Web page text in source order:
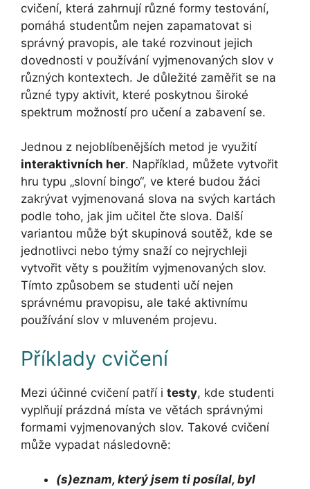
cvičení, která zahrnují různé formy testování,
pomáhá studentům nejen zapamatovat si
správný pravopis, ale také rozvinout jejich
dovednosti v používání vyjmenovaných slov v
různých kontextech. Je důležité zaměřit se na
různé typy aktivit, které poskytnou široké
spektrum možností pro učení a zabavení se.
Jednou z nejoblíbenějších metod je využití
interaktivních her. Například, můžete vytvořit
hru typu „slovní bingo“, ve které budou žáci
zakrývat vyjmenovaná slova na svých kartách
podle toho, jak jim učitel čte slova. Další
variantou může být skupinová soutěž, kde se
jednotlivci nebo týmy snaží co nejrychleji
vytvořit věty s použitím vyjmenovaných slov.
Tímto způsobem se studenti učí nejen
správnému pravopisu, ale také aktivnímu
používání slov v mluveném projevu.
Příklady cvičení
Mezi účinné cvičení patří i testy, kde studenti
vyplňují prázdná místa ve větách správnými
formami vyjmenovaných slov. Takové cvičení
může vypadat následovně:
(s)eznam, který jsem ti posílal, byl